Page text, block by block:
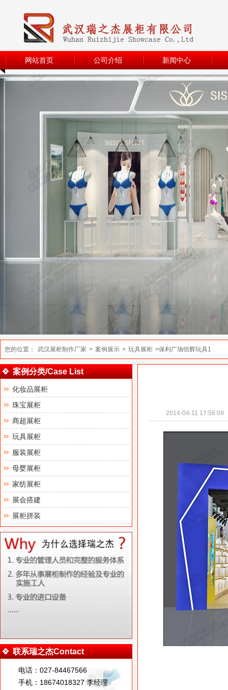
网站首页 公司介绍 新闻中心
您的位置： 武汉展柜制作厂家 > 案例展示 > 玩具展柜 >保利广场恒辉玩具1
案例分类/Case List
化妆品展柜
珠宝展柜
商超展柜
玩具展柜
服装展柜
母婴展柜
家纺展柜
展会搭建
展柜拼装
联系瑞之杰Contact
电话：027-84467566
手机：18674018327 李经理
2014-04-11 17:56:09